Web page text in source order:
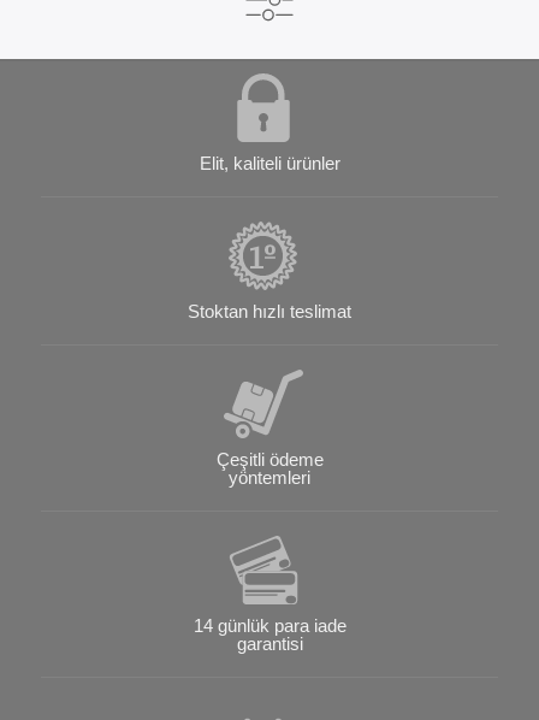
Elit, kaliteli ürünler
Stoktan hızlı teslimat
Çeşitli ödeme
yöntemleri
14 günlük para iade
garantisi